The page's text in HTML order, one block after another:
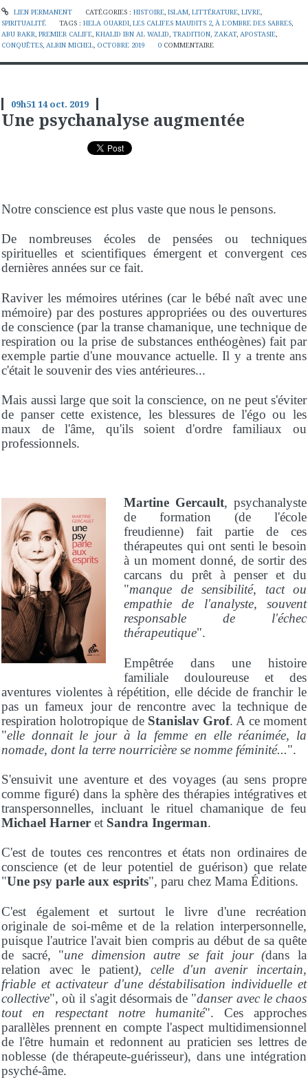
LIEN PERMANENT CATÉGORIES : HISTOIRE, ISLAM, LITTÉRATURE, LIVRE,
SPIRITUALITÉ
TAGS :HELA OUARDI,LES CALIFES MAUDITS 2,À L'OMBRE DES SABRES,
ABU BAKR, PREMIER CALIFE, KHALID IBN AL WALID, TRADITION, ZAKAT, APOSTASIE,
CONQUÊTES, ALBIN MICHEL, OCTOBRE 2019 0 COMMENTAIRE
09h5114 oct. 2019
Une psychanalyse augmentée
Notre conscience est plus vaste que nous le pensons.
De nombreuses écoles de pensées ou techniques
spirituelles et scientifiques émergent et convergent ces
dernières années sur ce fait.
Raviver les mémoires utérines (car le bébé naît avec une
mémoire) par des postures appropriées ou des ouvertures
de conscience (par la transe chamanique, une technique de
respiration ou la prise de substances enthéogènes) fait par
exemple partie d'une mouvance actuelle. Il y a trente ans
c'était le souvenir des vies antérieures...
Mais aussi large que soit la conscience, on ne peut s'éviter
de panser cette existence, les blessures de l'égo ou les
maux de l'âme, qu'ils soient d'ordre familiaux ou
professionnels.
Martine Gercault, psychanalyste
de formation (de l'école
freudienne) fait partie de ces
thérapeutes qui ont senti le besoin
à un moment donné, de sortir des
carcans du prêt à penser et du
"manque de sensibilité, tact ou
empathie de l'analyste, souvent
responsable de l'échec
thérapeutique".
Empêtrée dans une histoire
familiale douloureuse et des
aventures violentes à répétition, elle décide de franchir le
pas un fameux jour de rencontre avec la technique de
respiration holotropique de Stanislav Grof. A ce moment
"elle donnait le jour à la femme en elle réanimée, la
nomade, dont la terre nourricière se nomme féminité...".
S'ensuivit une aventure et des voyages (au sens propre
comme figuré) dans la sphère des thérapies intégratives et
transpersonnelles, incluant le rituel chamanique de feu
Michael Harner et Sandra Ingerman.
C'est de toutes ces rencontres et états non ordinaires de
conscience (et de leur potentiel de guérison) que relate
"Une psy parle aux esprits", paru chez Mama Éditions.
C'est également et surtout le livre d'une recréation
originale de soi-même et de la relation interpersonnelle,
puisque l'autrice l'avait bien compris au début de sa quête
de sacré, "une dimension autre se fait jour (dans la
relation avec le patient), celle d'un avenir incertain,
friable et activateur d'une déstabilisation individuelle et
collective", où il s'agit désormais de "danser avec le chaos
tout en respectant notre humanité". Ces approches
parallèles prennent en compte l'aspect multidimensionnel
de l'être humain et redonnent au praticien ses lettres de
noblesse (de thérapeute-guérisseur), dans une intégration
psyché-âme.